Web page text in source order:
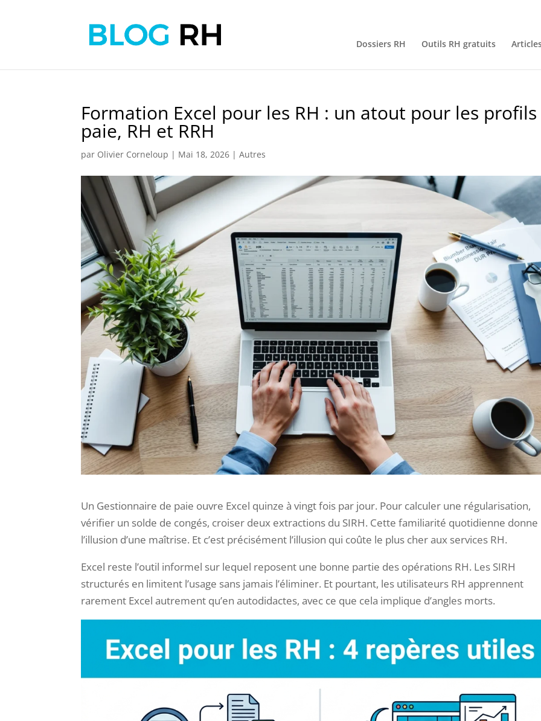
Dossiers RH Outils RH gratuits
Formation Excel pour les RH : un atout pour les profils
paie, RH et RRH
par Olivier Corneloup | Mai 18, 2026 |Autres
Un Gestionnaire de paie ouvre Excel quinze à vingt fois par jour. Pour calculer une régularisation,
vérifier un solde de congés, croiser deux extractions du SIRH. Cette familiarité quotidienne donne
l’illusion d’une maîtrise. Et c’est précisément l’illusion qui coûte le plus cher aux services RH.
Excel reste l’outil informel sur lequel reposent une bonne partie des opérations RH. Les SIRH
structurés en limitent l’usage sans jamais l’éliminer. Et pourtant, les utilisateurs RH apprennent
rarement Excel autrement qu’en autodidactes, avec ce que cela implique d’angles morts.